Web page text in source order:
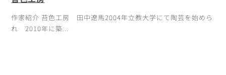
作家紹介 苔色工房 田中遼馬2004年立教大学にて陶芸を始めら
れ 2010年に築...